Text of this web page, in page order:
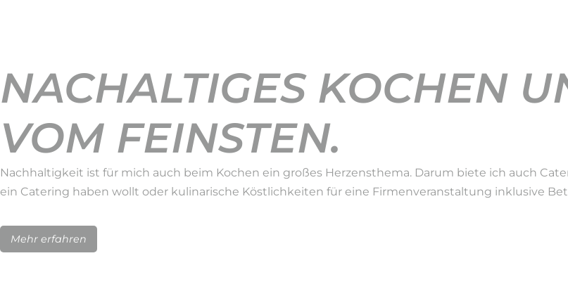
NACHALTIGES KOCHEN
VOM FEINSTEN.
Nachhaltigkeit ist für mich auch beim Kochen ein großes Herzensthema. Darum biete ich auch
ein Catering haben wollt oder kulinarische Köstlichkeiten für eine Firmenveranstaltung inklusive
Mehr erfahren